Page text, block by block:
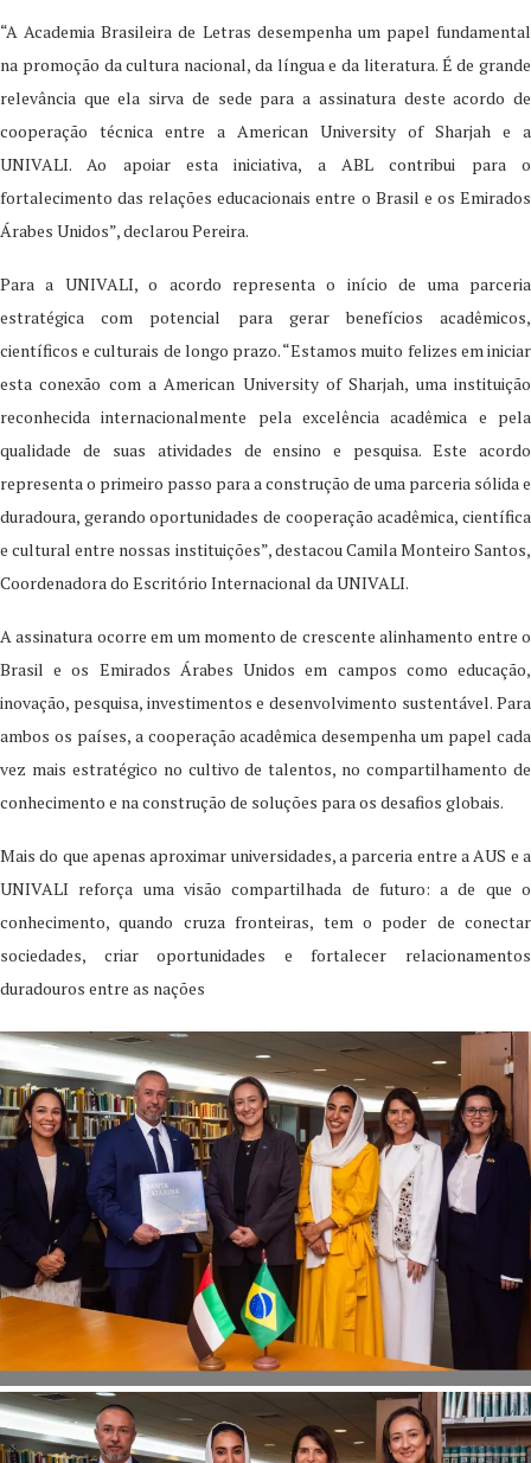
“A Academia Brasileira de Letras desempenha um papel fundamental
na promoção da cultura nacional, da língua e da literatura. É de grande
relevância que ela sirva de sede para a assinatura deste acordo de
cooperação técnica entre a American University of Sharjah e a
UNIVALI. Ao apoiar esta iniciativa, a ABL contribui para o
fortalecimento das relações educacionais entre o Brasil e os Emirados
Árabes Unidos”, declarou Pereira.
Para a UNIVALI, o acordo representa o início de uma parceria
estratégica com potencial para gerar benefícios acadêmicos,
científicos e culturais de longo prazo. “Estamos muito felizes em iniciar
esta conexão com a American University of Sharjah, uma instituição
reconhecida internacionalmente pela excelência acadêmica e pela
qualidade de suas atividades de ensino e pesquisa. Este acordo
representa o primeiro passo para a construção de uma parceria sólida e
duradoura, gerando oportunidades de cooperação acadêmica, científica
e cultural entre nossas instituições”, destacou Camila Monteiro Santos,
Coordenadora do Escritório Internacional da UNIVALI.
A assinatura ocorre em um momento de crescente alinhamento entre o
Brasil e os Emirados Árabes Unidos em campos como educação,
inovação, pesquisa, investimentos e desenvolvimento sustentável. Para
ambos os países, a cooperação acadêmica desempenha um papel cada
vez mais estratégico no cultivo de talentos, no compartilhamento de
conhecimento e na construção de soluções para os desafios globais.
Mais do que apenas aproximar universidades, a parceria entre a AUS e a
UNIVALI reforça uma visão compartilhada de futuro: a de que o
conhecimento, quando cruza fronteiras, tem o poder de conectar
sociedades, criar oportunidades e fortalecer relacionamentos
duradouros entre as nações